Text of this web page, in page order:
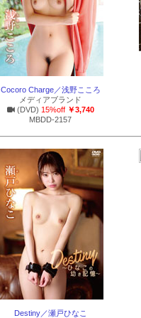
Cocoro Charge／浅野こころ
メディアブランド
(DVD) 15%off ￥3,740
MBDD-2157
Destiny／瀬戸ひなこ